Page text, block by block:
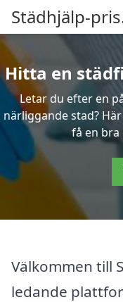
Städhjälp-
Hitta en
Letar du efter en
närliggande stad?
få en
Välkommen till
ledande